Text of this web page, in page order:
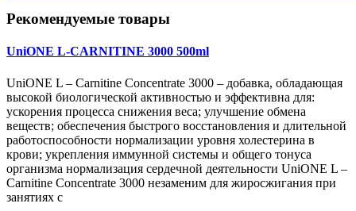
Рекомендуемые товары
UniONE L-CARNITINE 3000 500ml
UniONE L – Carnitine Concentrate 3000 – добавка, обладающая
высокой биологической активностью и эффективна для:
ускорения процесса снижения веса; улучшение обмена
веществ; обеспечения быстрого восстановления и длительной
работоспособности нормализации уровня холестерина в
крови; укрепления иммунной системы и общего тонуса
организма нормализация сердечной деятельности UniONE L –
Carnitine Concentrate 3000 незаменим для жиросжигания при
занятиях с